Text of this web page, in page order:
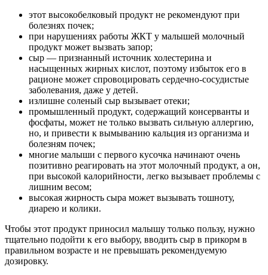
этот высокобелковый продукт не рекомендуют при
болезнях почек;
при нарушениях работы ЖКТ у малышей молочный
продукт может вызвать запор;
сыр — признанный источник холестерина и
насыщенных жирных кислот, поэтому избыток его в
рационе может спровоцировать сердечно-сосудистые
заболевания, даже у детей.
излишне соленый сыр вызывает отеки;
промышленный продукт, содержащий консерванты и
фосфаты, может не только вызвать сильную аллергию,
но, и привести к вымыванию кальция из организма и
болезням почек;
многие малыши с первого кусочка начинают очень
позитивно реагировать на этот молочный продукт, а он,
при высокой калорийности, легко вызывает проблемы с
лишним весом;
высокая жирность сыра может вызывать тошноту,
диарею и колики.
Чтобы этот продукт приносил малышу только пользу, нужно
тщательно подойти к его выбору, вводить сыр в прикорм в
правильном возрасте и не превышать рекомендуемую
дозировку.